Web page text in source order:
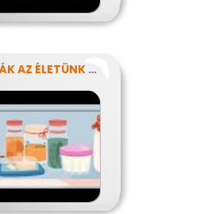
MIKROBÁK AZ ÉLETÜNK SZÁMOS TERÜLETÉN